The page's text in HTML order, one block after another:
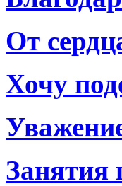
От
Хочу
Занятия